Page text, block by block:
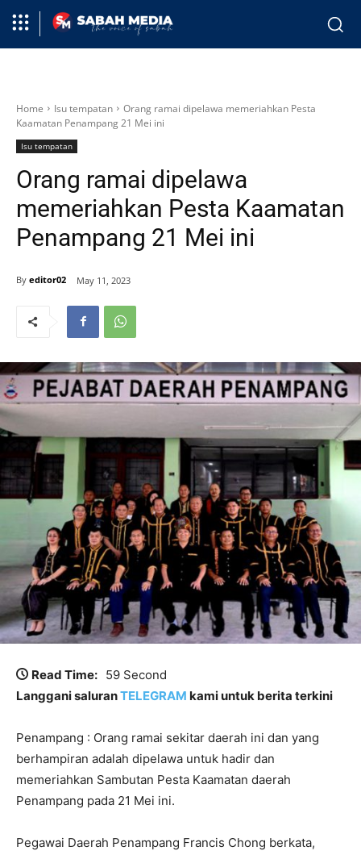
Home Isu tempatan
Orang ramai dipelawa memeriahkan Pesta
Kaamatan Penampang 21 Mei ini
Isu tempatan
Orang ramai dipelawa
memeriahkan Pesta Kaamatan
Penampang 21 Mei ini
By editor02 May 11, 2023
Read Time: 59 Second
Langgani saluranTELEGRAM kami untuk berita terkini
Penampang : Orang ramai sekitar daerah ini dan yang
berhampiran adalah dipelawa untuk hadir dan
memeriahkan Sambutan Pesta Kaamatan daerah
Penampang pada 21 Mei ini.
Pegawai Daerah Penampang Francis Chong berkata,